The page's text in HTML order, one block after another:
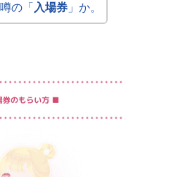
の「 入場券」か。